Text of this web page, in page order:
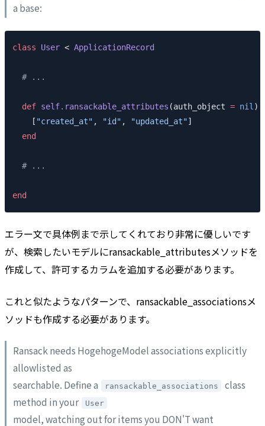
a base:
class User < ApplicationRecord
  # ...
  def
self.ransackable_attributes (auth_object = nil)
    [
"created_at" , "id" , "updated_at"]
  end
  # ...
end
エラー文で具体例まで示してくれており非常に優しいです
が、検索したいモデルにransackable_attributesメソッドを
作成して、許可するカラムを追加する必要があります。
これと似たようなパターンで、ransackable_associationsメ
ソッドも作成する必要があります。
Ransack needs HogehogeModel associations explicitly
allowlisted as
searchable. Define a
ransackable_associations
class
method in your
User
model, watching out for items you DON'T want